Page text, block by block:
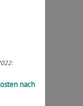
nach